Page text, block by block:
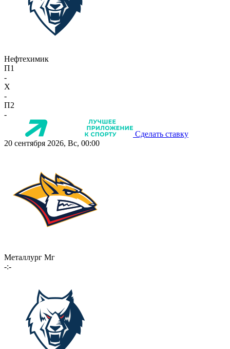
Нефтехимик
П1
-
X
-
П2
-
Сделать ставку
20 сентября 2026, Вс, 00:00
Металлург Мг
-:-